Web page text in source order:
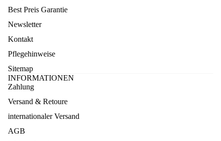
Best Preis Garantie
Newsletter
Kontakt
Pflegehinweise
Sitemap
INFORMATIONEN
Zahlung
Versand & Retoure
internationaler Versand
AGB